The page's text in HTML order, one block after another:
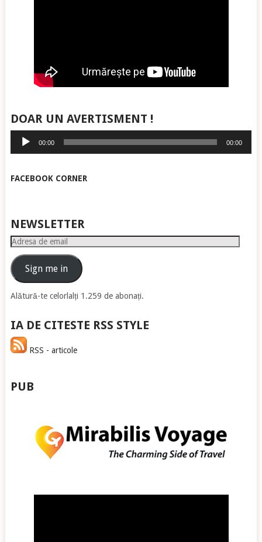
DOAR UN AVERTISMENT !
Player
audio
00:00 00:00
FACEBOOK CORNER
NEWSLETTER
Adresa
emailSign me in
Alătură-te celorlalți 1.259 de abonați.
IA DE CITESTE RSS STYLE
RSS - articole
PUB